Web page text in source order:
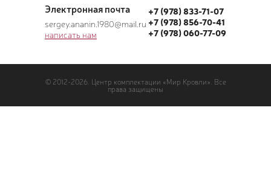
Электронная почта
sergey.ananin.1980@mail.ru
написать нам
+7 (978) 833-71-07
+7 (978) 856-70-41
+7 (978) 060-77-09
© 2012-2026. Центр комплектации «Мир Кровли». Все
права защищены